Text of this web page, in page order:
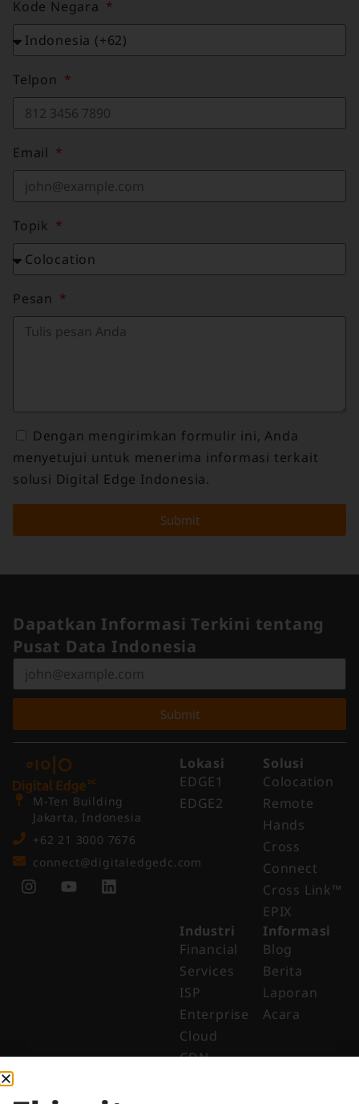
Kode Negara
Telpon
Email
Topik
Pesan
Dengan mengirimkan formulir ini, Anda
menyetujui untuk menerima informasi terkait
solusi Digital Edge Indonesia.
Submit
Dapatkan Informasi Terkini tentang
Pusat Data Indonesia
Submit
M-Ten Building
Jakarta, Indonesia
+62 21 3000 7676
connect@digitaledgedc.com
Lokasi
EDGE1
EDGE2
Solusi
Colocation
Remote
Hands
Cross
Connect
Cross Link™​
EPIX
Industri
Financial
Services
ISP
Enterprise
Cloud
CDN
Informasi
Blog
Berita
Laporan
Acara